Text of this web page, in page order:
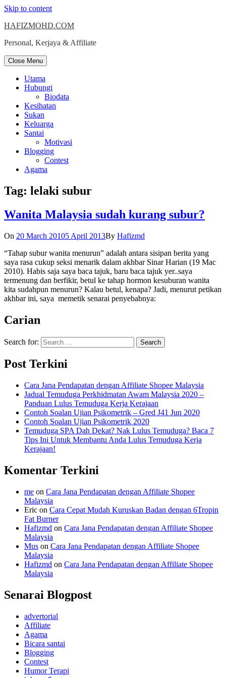
Skip to content
HAFIZMOHD.COM
Personal, Kerjaya & Affiliate
Close Menu
Utama
Hubungi
Biodata
Kesihatan
Sukan
Keluarga
Santai
Motivasi
Blogging
Contest
Agama
Tag: lelaki subur
Wanita Malaysia sudah kurang subur?
On 20 March 20105 April 2013By Hafizmd
“Tahap subur wanita menurun” adalah antara sisipan berita yang
saya rasa cukup seksi menarik dalam akhbar Sinar Harian (19 Mac
2010). Habis saja saya baca tajuk, baru baca tajuk yer..saya
termenung dan berfikir, betul ke tahap hormon kesuburan wanita
kita sudahpun menurun? Kalau betul, kenapa? Jadi, menurut petikan
akhbar ini, saya memetik senarai penyebabnya:
Carian
Search for:
Post Terkini
Cara Jana Pendapatan dengan Affiliate Shopee Malaysia
Jadual Temuduga Perkhidmatan Awam Malaysia 2020 –
Panduan Lulus Temuduga Kerja Kerajaan
Contoh Soalan Ujian Psikometrik – Gred J41 Jun 2020
Contoh Soalan Ujian Psikometrik 2020
Temuduga SPA Dah Dekat? Nak Lulus Temuduga? Baca 7
Tips Ini Untuk Membantu Anda Lulus Temuduga Kerja
Kerajaan!
Komentar Terkini
me on Cara Jana Pendapatan dengan Affiliate Shopee
Malaysia
Eric on Cara Cepat Mudah Kuruskan Badan dengan 6Tropin
Fat Burner
Hafizmd on Cara Jana Pendapatan dengan Affiliate Shopee
Malaysia
Mus on Cara Jana Pendapatan dengan Affiliate Shopee
Malaysia
Hafizmd on Cara Jana Pendapatan dengan Affiliate Shopee
Malaysia
Senarai Blogpost
advertorial
Affiliate
Agama
Bicara santai
Blogging
Contest
Humor Terapi